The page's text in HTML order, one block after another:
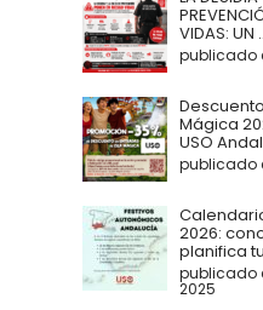
VIDAS: UN
publicado
Mágica
USO
publicado
2026:
planifica
publicado
2025